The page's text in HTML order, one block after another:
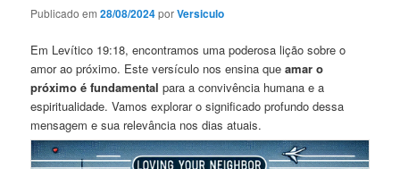
Publicado em28/08/2024porVersiculo
Em Levítico 19:18, encontramos uma poderosa lição sobre o
amor ao próximo. Este versículo nos ensina queamar o
próximo é fundamental para a convivência humana e a
espiritualidade. Vamos explorar o significado profundo dessa
mensagem e sua relevância nos dias atuais.